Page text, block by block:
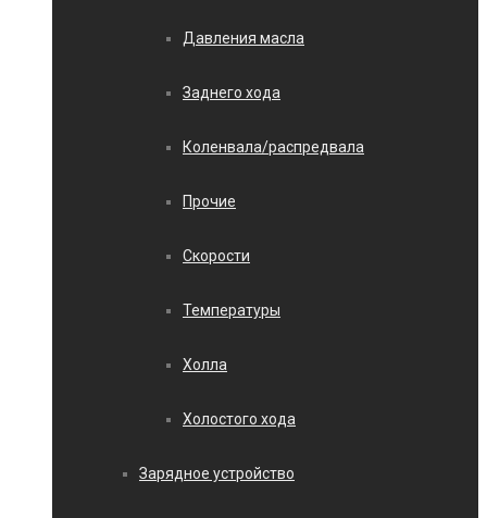
Давления масла
Заднего хода
Коленвала/распредвала
Прочие
Скорости
Температуры
Холла
Холостого хода
Зарядное устройство